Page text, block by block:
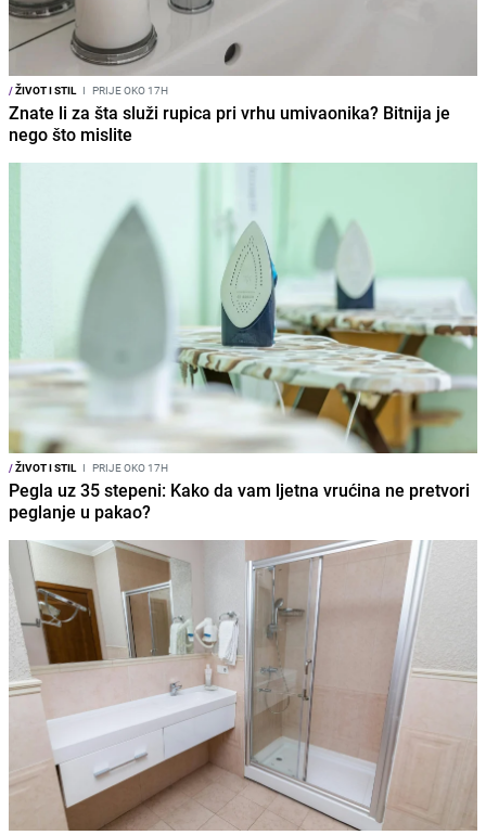
/ŽIVOT I STIL I PRIJE OKO 17H
Znate li za šta služi rupica pri vrhu umivaonika? Bitnija je
nego što mislite
/ŽIVOT I STIL I PRIJE OKO 17H
Pegla uz 35 stepeni: Kako da vam ljetna vrućina ne pretvori
peglanje u pakao?